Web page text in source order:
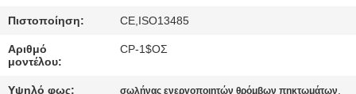
PRIVACY
POLICY
Πιστοποίηση: CE,ISO13485
Αριθμό
μοντέλου:
CP-1$ΟΣ
Υψηλό φως: σωλήνας ενεργοποιητών θρόμβων πηκτωμάτων,